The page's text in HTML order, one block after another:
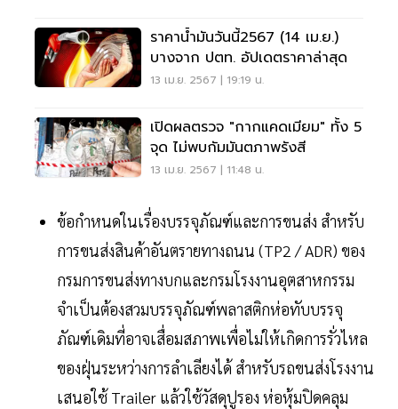
ราคาน้ำมันวันนี้2567 (14 เม.ย.)
บางจาก ปตท. อัปเดตราคาล่าสุด
13 เม.ย. 2567 | 19:19 น.
เปิดผลตรวจ "กากแคดเมียม" ทั้ง 5
จุด ไม่พบกัมมันตภาพรังสี
13 เม.ย. 2567 | 11:48 น.
ข้อกำหนดในเรื่องบรรจุภัณฑ์และการขนส่ง สำหรับ
การขนส่งสินค้าอันตรายทางถนน (TP2 / ADR) ของ
กรมการขนส่งทางบกและกรมโรงงานอุตสาหกรรม
จำเป็นต้องสวมบรรจุภัณฑ์พลาสติกห่อทับบรรจุ
ภัณฑ์เดิมที่อาจเสื่อมสภาพเพื่อไม่ให้เกิดการรั่วไหล
ของฝุ่นระหว่างการลำเลียงได้ สำหรับรถขนส่งโรงงาน
เสนอใช้ Trailer แล้วใช้วัสดุปูรอง ห่อหุ้มปิดคลุม